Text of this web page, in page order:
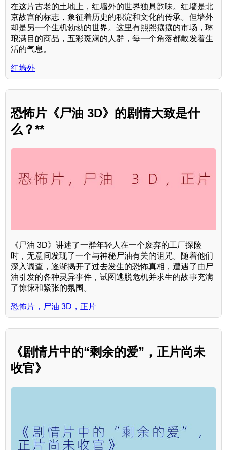
在这片古老的土地上，红墙外的世界独具韵味。红墙是北
京故宫的标志，象征着历史的积淀和文化的传承。但墙外
却是另一个生机勃勃的世界。这里有熙熙攘攘的市场，琳
琅满目的商品，五彩斑斓的人群，每一个角落都散发着生
活的气息。
红墙外
恐怖片《尸油 3D》的剧情大致是什
么？**
《尸油 3D》讲述了一群年轻人在一个废弃的工厂探险
时，无意间发现了一个与神秘尸油有关的诅咒。随着他们
深入调查，逐渐揭开了过去发生的恐怖真相，遭遇了由尸
油引发的各种灵异事件，试图逃脱危机并求生的故事充满
了惊悚和紧张的氛围。
恐怖片，尸油 3D，正片
《剧情片中的“剩余的爱”，正片尚未
收官》